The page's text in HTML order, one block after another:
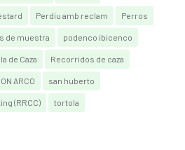
Perdiu amb reclam Perros
de muestra podenco ibicenco
de Caza Recorridos de caza
ARCO san huberto
(RRCC) tortola